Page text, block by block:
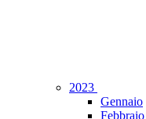
2023
Gennaio
Febbraio